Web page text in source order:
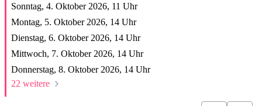
Sonntag, 4. Oktober 2026, 11 Uhr
Montag, 5. Oktober 2026, 14 Uhr
Dienstag, 6. Oktober 2026, 14 Uhr
Mittwoch, 7. Oktober 2026, 14 Uhr
Donnerstag, 8. Oktober 2026, 14 Uhr
22 weitere